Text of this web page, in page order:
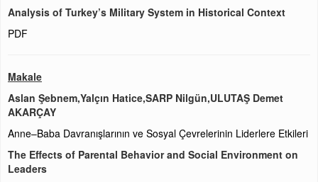
Analysis of Turkey’s Military System in Historical Context
PDF
Makale
Aslan Şebnem,Yalçın Hatice,SARP Nilgün,ULUTAŞ Demet
AKARÇAY
Anne–Baba Davranışlarının ve Sosyal Çevrelerinin Liderlere Etkileri
The Effects of Parental Behavior and Social Environment on
Leaders